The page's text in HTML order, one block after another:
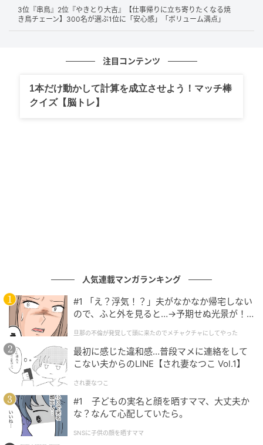
過ごせる上、見た目は大きすぎず、普段使いにもピッ
タリです。
弟が乗っているのでたまに乗せてもらいますが、スーパーでの
駐車場でも小回りが利いて止めやすい車です。（62歳/男性）
第1位：シエンタ（105票）
そして第1位は、「 シエンタ」でした。
ファミリーカーとしてのバランスの良さと、コンパク
トカー以上ミニバン未満の“ちょうどいい”サイズ感が
特徴です。広くて荷物もたくさん積めるのに、狭い道
やカーブもスイスイ走れるという安心感や、子どもの
乗り降りが楽なスライドドアなど、日々の暮らしを支
える実用性の高さに支持が集まりました。
3位『串鳥』2位『やきとり大吉』【仕事帰りに立ち寄りたくなる焼
き鳥チェーン】300名が選ぶ1位に「安心感」「ボリューム満点」
注目コンテンツ
1本だけ動かして計算を成立させよう！マッチ棒
クイズ【脳トレ】
人気連載マンガランキング
#1 「え？浮気！？」夫がなかなか帰宅しない
ので、ふと外を見ると…→予期せぬ光景が！
クチャにしてやった
旦那の不倫が発覚して頭に来たのでメチャクチャにしてやった
最初に感じた違和感…普段マメに連絡をして
こない夫からのLINE【され妻なつこ Vol.1】
され妻なつこ
#1 子どもの実名と顔を晒すママ、大丈夫か
な？なんて心配していたら。
SNSに子供の顔を晒すママ